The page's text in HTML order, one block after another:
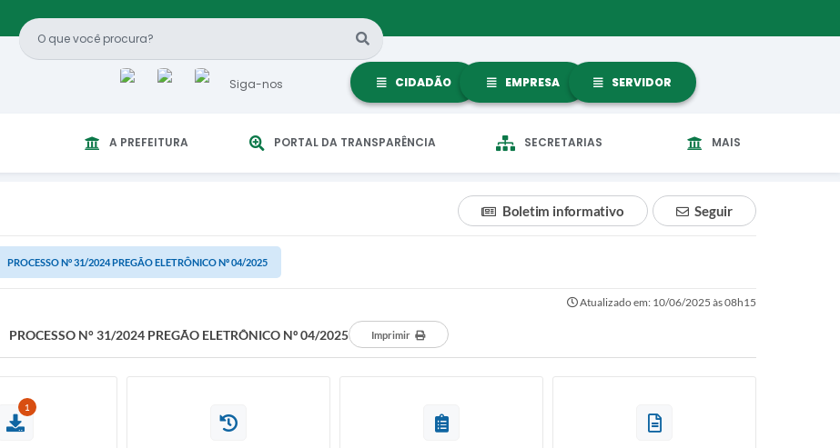
Siga-nos CIDADÃO EMPRESA SERVIDOR
A PREFEITURA PORTAL DA TRANSPARÊNCIA SECRETARIAS MAIS
Seguir
Boletim informativo
PROCESSO N° 31/2024 PREGÃO ELETRÔNICO Nº 04/2025
Atualizado em: 10/06/2025 às 08h15
PROCESSO N° 31/2024 PREGÃO ELETRÔNICO Nº 04/2025 Imprimir
1